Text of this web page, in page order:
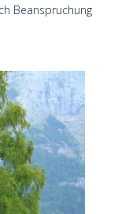
Beanspruchung